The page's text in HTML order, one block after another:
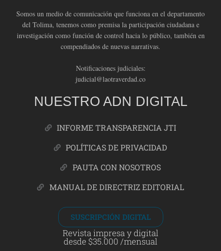
Somos un medio de comunicación que funciona en el departamento
del Tolima, tenemos como premisa la participación ciudadana e
investigación como función de control hacia lo público, también en
compendiados de nuevas narrativas.
Notificaciones judiciales:
judicial@laotraverdad.co
NUESTRO ADN DIGITAL
INFORME TRANSPARENCIA JTI
POLÍTICAS DE PRIVACIDAD
PAUTA CON NOSOTROS
MANUAL DE DIRECTRIZ EDITORIAL
SUSCRIPCIÓN DIGITAL
Revista impresa y digital
desde $35.000 /mensual